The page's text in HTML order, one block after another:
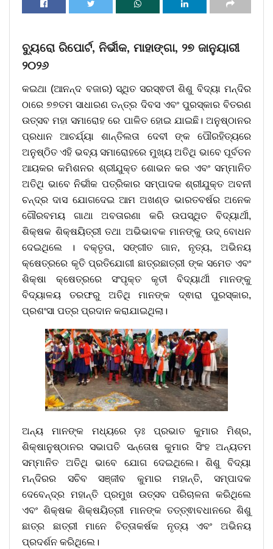
ବ୍ୟୁରୋ ରିପୋର୍ଟ, ନିର୍ଭୀକ, ମାହାଙ୍ଗା, ୨୭ ଜାନୁୟାରୀ
୨୦୨୬
କଇଥା (ଆନନ୍ଦ ବଜାର) ସ୍ଥିତ ସରସ୍ଵତୀ ଶିଶୁ ବିଦ୍ୟା ମନ୍ଦିର
ଠାରେ ୭୭ତମ ସାଧାରଣ ତନ୍ତ୍ର ଦିବସ ଏବଂ ପୁରସ୍କାର ବିତରଣ
ଉତ୍ସବ ମହା ସମାରୋହ ରେ ପାଳିତ ହୋଇ ଯାଇଛି। ଅନୁଷ୍ଠାନର
ପ୍ରଧାନ ଆଚର୍ଯ୍ୟା ଶାନ୍ତିଲତା ଦେବୀ ଙ୍କ ପୌରହିତ୍ୟରେ
ଅନୁଷ୍ଠିତ ଏହି ଭବ୍ୟ ସମାରୋହରେ ମୁଖ୍ୟ ଅତିଥି ଭାବେ ପୂର୍ବତନ
ଆୟକର କମିଶନର ଶ୍ରୀଯୁକ୍ତ ଶୋଭନ କର ଏବଂ ସମ୍ମାନିତ
ଅତିଥି ଭାବେ ନିର୍ଭୀକ ପତ୍ରିକାର ସମ୍ପାଦକ ଶ୍ରୀଯୁକ୍ତ ଅବନୀ
ଚନ୍ଦ୍ର ଦାସ ଯୋଗଦେଇ ଆମ ଅଖଣ୍ଡ ଭାରତବର୍ଷର ଅନେକ
ଗୌରବମୟ ଗାଥା ଅବତାରଣା କରି ଉପସ୍ଥିତ ବିଦ୍ୟାର୍ଥୀ,
ଶିକ୍ଷକ ଶିକ୍ଷୟିତ୍ରୀ ତଥା ଅଭିଭାବକ ମାନଙ୍କୁ ଉଦ୍ ବୋଧନ
ଦେଇଥିଲେ । ବକ୍ତୃତା, ସଙ୍ଗୀତ ଗାନ, ନୃତ୍ୟ, ଅଭିନୟ
କ୍ଷେତ୍ରରେ କୃତି ପ୍ରତିଯୋଗୀ ଛାତ୍ରଛାତ୍ରୀ ଙ୍କ ସମେତ ଏବଂ
ଶିକ୍ଷା କ୍ଷେତ୍ରରେ ସଂପୃକ୍ତ କୃତୀ ବିଦ୍ୟାର୍ଥୀ ମାନଙ୍କୁ
ବିଦ୍ୟାଳୟ ତରଫରୁ ଅତିଥି ମାନଙ୍କ ଦ୍ଵାରା ପୁରସ୍କାର,
ପ୍ରଶଂସା ପତ୍ର ପ୍ରଦାନ କରାଯାଇଥିଲା।
ଅନ୍ୟ ମାନଙ୍କ ମଧ୍ୟରେ ଡ଼ଃ ପ୍ରଭାତ କୁମାର ମିଶ୍ର,
ଶିକ୍ଷାନୁଷ୍ଠାନର ସଭାପତି ସନ୍ତୋଷ କୁମାର ସିଂହ ଅନ୍ୟତମ
ସମ୍ମାନିତ ଅତିଥି ଭାବେ ଯୋଗ ଦେଇଥିଲେ। ଶିଶୁ ବିଦ୍ୟା
ମନ୍ଦିରର ସଚିବ ସଞ୍ଜୀବ କୁମାର ମହାନ୍ତି, ସମ୍ପାଦକ
ଦେବେନ୍ଦ୍ର ମହାନ୍ତି ପ୍ରମୁଖ ଉତ୍ସବ ପରିଚାଳନା କରିଥିଲେ
ଏବଂ ଶିକ୍ଷକ ଶିକ୍ଷୟିତ୍ରୀ ମାନଙ୍କ ତତ୍ତ୍ଵାବଧାନରେ ଶିଶୁ
ଛାତ୍ର ଛାତ୍ରୀ ମାନେ ଚିତ୍ତାକର୍ଷକ ନୃତ୍ୟ ଏବଂ ଅଭିନୟ
ପ୍ରଦର୍ଶନ କରିଥିଲେ।